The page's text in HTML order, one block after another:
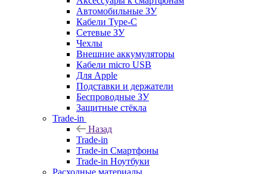
Автомобильные ЗУ
Кабели Type-C
Сетевые ЗУ
Чехлы
Внешние аккумуляторы
Кабели micro USB
Для Apple
Подставки и держатели
Беспроводные ЗУ
Защитные стёкла
Trade-in
Назад
Trade-in
Trade-in Смартфоны
Trade-in Ноутбуки
Расходные материалы